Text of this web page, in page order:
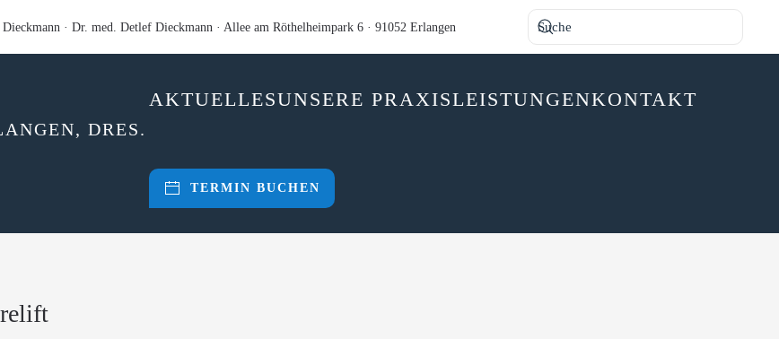
· Dr. med. Detlef Dieckmann ·­ Allee am Röthelheimpark 6 · 91052 Erlangen
AKTUELLESUNSERE PRAXISLEISTUNGENKONTAKT
TERMIN BUCHEN